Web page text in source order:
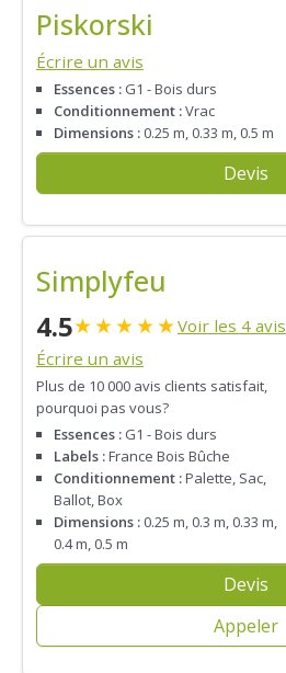
Piskorski
Écrire un avis
Essences : G1 - Bois durs
Conditionnement :Vrac
Dimensions : 0.25 m, 0.33 m, 0.5 m
Devis
Simplyfeu
4.5★★★★★Voir les 4 avis
Écrire un avis
Plus de 10 000 avis clients satisfait,
pourquoi pas vous?
Essences : G1 - Bois durs
Labels :France Bois Bûche
Conditionnement :Palette, Sac,
Ballot, Box
Dimensions : 0.25 m, 0.3 m, 0.33 m,
0.4 m, 0.5 m
Devis
Appeler